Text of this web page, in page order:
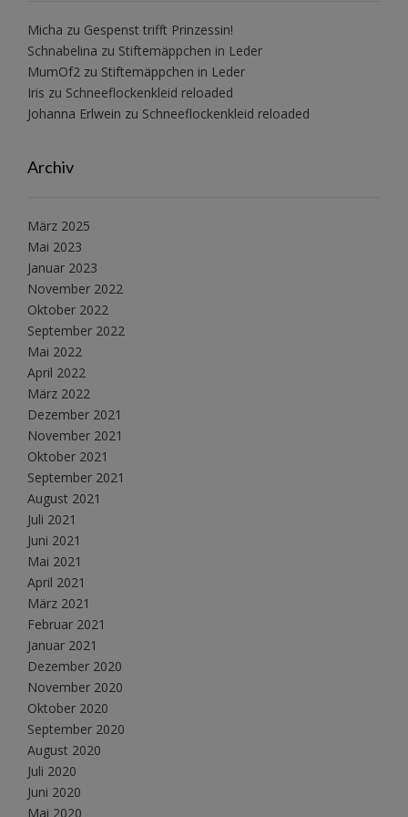
Micha zu Gespenst trifft Prinzessin!
Schnabelina zu Stiftemäppchen in Leder
MumOf2 zu Stiftemäppchen in Leder
Iris zu Schneeflockenkleid reloaded
Johanna Erlwein zu Schneeflockenkleid reloaded
Archiv
März 2025
Mai 2023
Januar 2023
November 2022
Oktober 2022
September 2022
Mai 2022
April 2022
März 2022
Dezember 2021
November 2021
Oktober 2021
September 2021
August 2021
Juli 2021
Juni 2021
Mai 2021
April 2021
März 2021
Februar 2021
Januar 2021
Dezember 2020
November 2020
Oktober 2020
September 2020
August 2020
Juli 2020
Juni 2020
Mai 2020